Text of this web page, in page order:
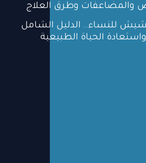
والمضاعفات وطرق العلاج
للنساء.. الدليل الشامل
الحياة الطبيعية